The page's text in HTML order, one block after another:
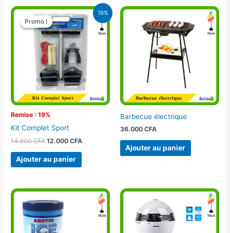
19%
Promo !
Remise : 19%
Promo !
Kit Complet Sport
14.900CFA
Le
prix
initial
était :
14.900 CFA.
12.000CFA
Le
prix
actuel
est :
Ajouter au panier
Barbecue électrique
36.000 CFA
Ajouter au panier